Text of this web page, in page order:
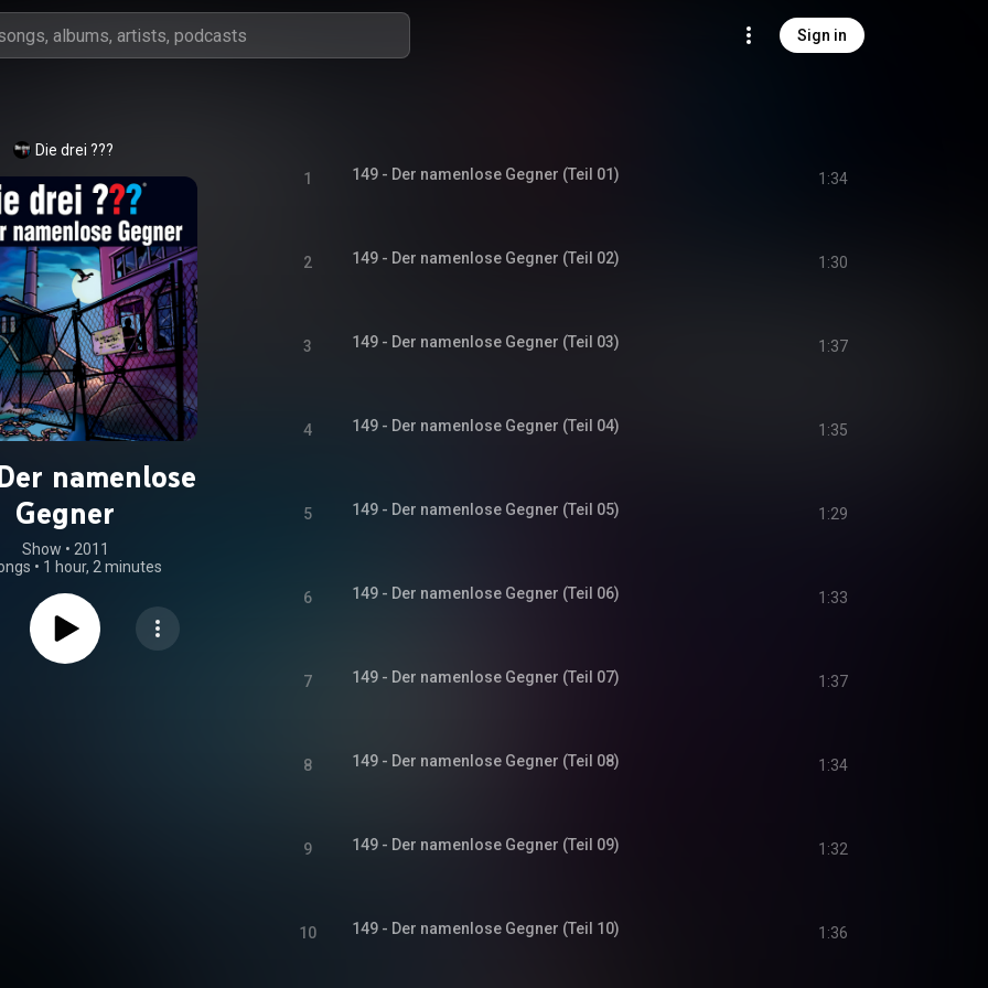
Sign in
Die drei ???
namenlose
Gegner
Show • 2011
• 1 hour, 2 minutes
1 149 - Der namenlose Gegner (Teil 01) 1:34
2 149 - Der namenlose Gegner (Teil 02) 1:30
3 149 - Der namenlose Gegner (Teil 03) 1:37
4 149 - Der namenlose Gegner (Teil 04) 1:35
5 149 - Der namenlose Gegner (Teil 05) 1:29
6 149 - Der namenlose Gegner (Teil 06) 1:33
7 149 - Der namenlose Gegner (Teil 07) 1:37
8 149 - Der namenlose Gegner (Teil 08) 1:34
9 149 - Der namenlose Gegner (Teil 09) 1:32
10 149 - Der namenlose Gegner (Teil 10) 1:36